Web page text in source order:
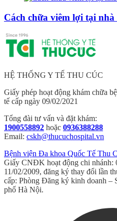
Cách chữa viêm lợi tại
HỆ THỐNG Y TẾ THU CÚC
Giấy phép hoạt động khám chữa
tế cấp ngày 09/02/2021
Tổng đài tư vấn và đặt khám:
1900558892 hoặc 0936388288
Email: cskh@thucuchospital.vn
Bệnh viện Đa khoa Quốc Tế Thu
Giấy CNĐK hoạt động chi nhánh:
11/02/2009, đăng ký thay đổi lần
cấp: Phòng Đăng ký kinh doanh –
phố Hà Nội.